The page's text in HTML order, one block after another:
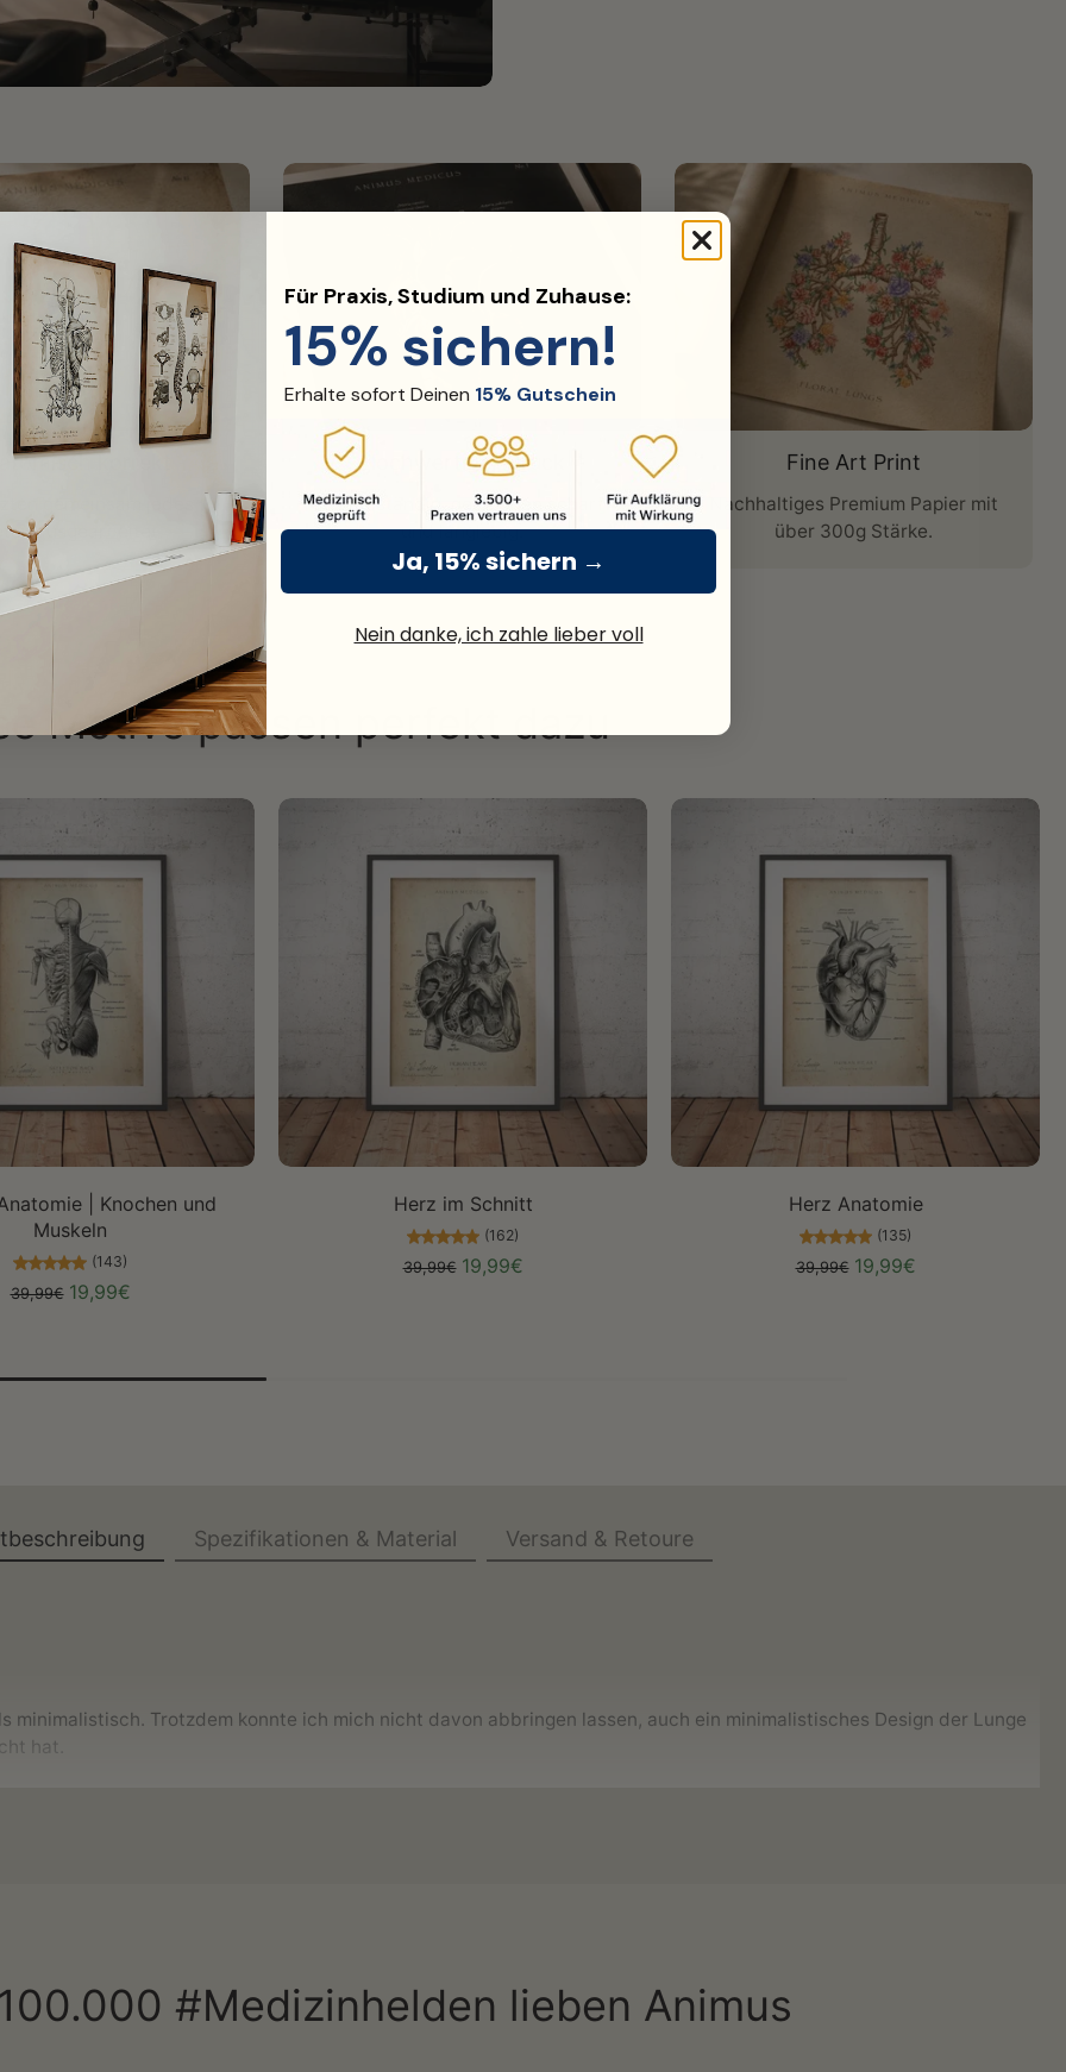
korrekt
ausgearbeitet.
Hochwertiger Druck
UV-beständig, gestochen scharf
und langlebig.
Fine Art Print
Nachhaltiges Premium Papier mit
über 300g Stärke.
Motive passen perfekt dazu
| Knochen und
Muskeln
(143)
39,99€ 19,99€
Herz im Schnitt
(162)
39,99€ 19,99€
Herz Anatomie
(135)
39,99€ 19,99€
Spezifikationen & Material Versand & Retoure
Trotzdem konnte ich mich nicht davon abbringen lassen, auch ein minimalistisches Design der Lunge
hat.
#Medizinhelden lieben Animus
Für Praxis, Studium und Zuhause:
15% sichern!
Erhalte sofort Deinen 15% Gutschein
Ja, 15% sichern →
Nein danke, ich zahle lieber voll